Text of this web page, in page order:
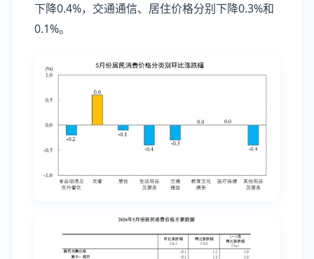
下降0.4%，交通通信、居住价格分别下降0.3%和
0.1%。